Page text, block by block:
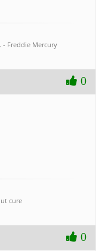
Freddie Mercury
0
cure
0